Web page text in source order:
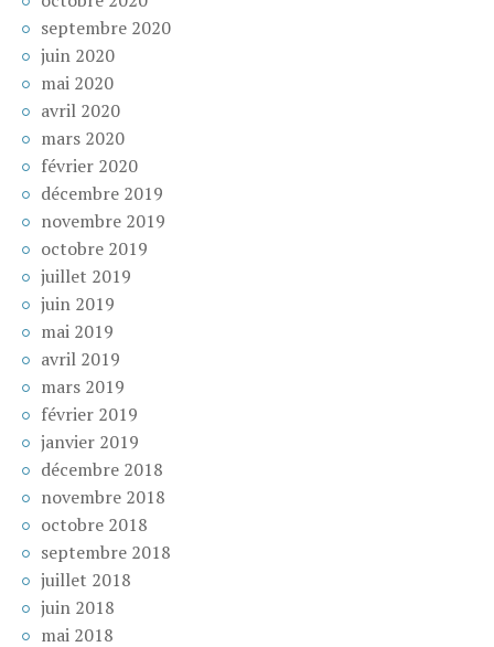
septembre 2020
juin 2020
mai 2020
avril 2020
mars 2020
février 2020
décembre 2019
novembre 2019
octobre 2019
juillet 2019
juin 2019
mai 2019
avril 2019
mars 2019
février 2019
janvier 2019
décembre 2018
novembre 2018
octobre 2018
septembre 2018
juillet 2018
juin 2018
mai 2018